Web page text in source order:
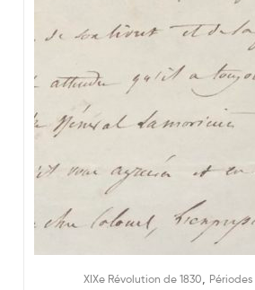
XIXe Révolution de 1830 Périodes